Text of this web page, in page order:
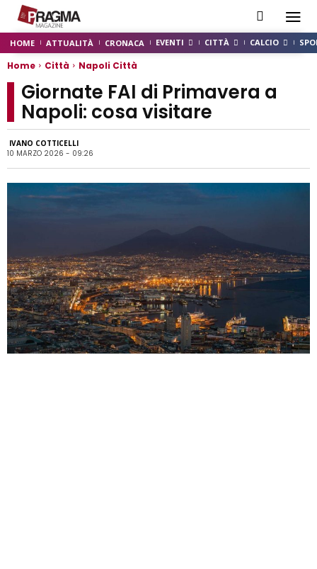
HOME ATTUALITÀ CRONACA EVENTI CITTÀ CALCIO
Home Città Napoli Città
Giornate FAI di Primavera a
Napoli: cosa visitare
IVANO COTTICELLI
10 MARZO 2026 - 09:26